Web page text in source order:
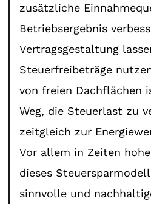
zusätzliche
Betriebsergebnis
Vertragsgestaltung
Steuerfreibeträge
von freien Dachflächen
Weg, die Steuerlast zu
zeitgleich zur
Vor allem in Zeiten
dieses
sinnvolle und